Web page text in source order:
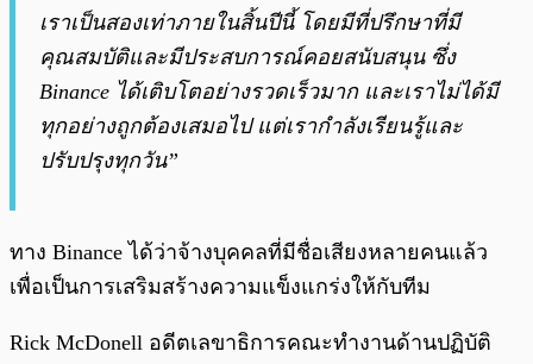
เราเป็นสองเท่าภายในสิ้นปีนี้ โดยมีที่ปรึกษาที่มี
คุณสมบัติและมีประสบการณ์คอยสนับสนุน ซึ่ง
Binance ได้เติบโตอย่างรวดเร็วมาก และเราไม่ได้มี
ทุกอย่างถูกต้องเสมอไป แต่เรากำลังเรียนรู้และ
ปรับปรุงทุกวัน”
ทาง Binance ได้ว่าจ้างบุคคลที่มีชื่อเสียงหลายคนแล้ว
เพื่อเป็นการเสริมสร้างความแข็งแกร่งให้กับทีม
Rick McDonell อดีตเลขาธิการคณะทำงานด้านปฏิบัติ